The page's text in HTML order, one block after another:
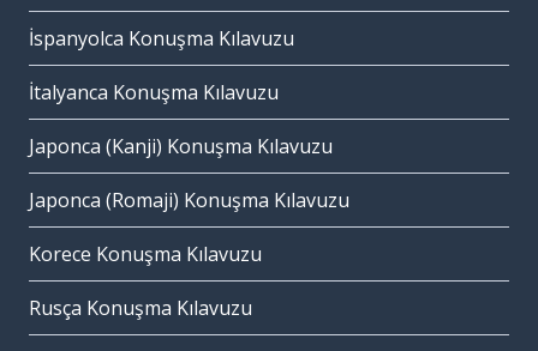
İspanyolca Konuşma Kılavuzu
İtalyanca Konuşma Kılavuzu
Japonca (Kanji) Konuşma Kılavuzu
Japonca (Romaji) Konuşma Kılavuzu
Korece Konuşma Kılavuzu
Rusça Konuşma Kılavuzu